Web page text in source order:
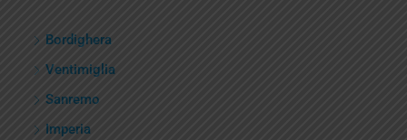
Bordighera
Ventimiglia
Sanremo
Imperia